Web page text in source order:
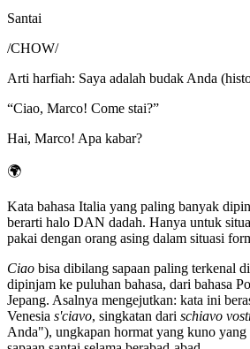
Santai
/CHOW/
Arti harfiah: Saya adalah budak Anda
“Ciao, Marco! Come stai?”
Hai, Marco! Apa kabar?
🌍
Kata bahasa Italia yang paling banyak
berarti halo DAN dadah. Hanya untuk
pakai dengan orang asing dalam situasi
Ciao bisa dibilang sapaan paling terkenal
dipinjam ke puluhan bahasa, dari bahasa
Jepang. Asalnya mengejutkan: kata ini
Venesia s'ciavo, singkatan dari schiavo
Anda"), ungkapan hormat yang kuno yang